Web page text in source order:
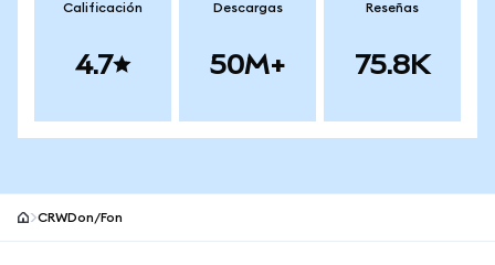
Calificación
4.7
Descargas
50M+
Reseñas
75.8K
CRWDon/Fon